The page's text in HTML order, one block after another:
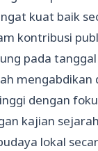
kuat baik
kontribusi
pada
mengabdikan
dengan
kajian
lokal